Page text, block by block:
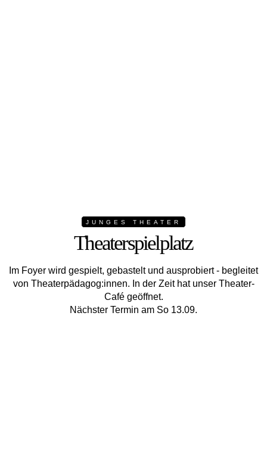
JUNGES THEATER
Theaterspielplatz
Im Foyer wird gespielt, gebastelt und ausprobiert - begleitet
von Theaterpädagog:innen. In der Zeit hat unser Theater-
Café geöffnet.
Nächster Termin am So 13.09.